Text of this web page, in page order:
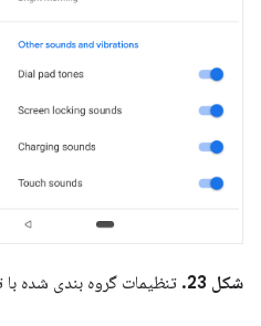
شکل 23. تنظیمات گروه بندی شده با